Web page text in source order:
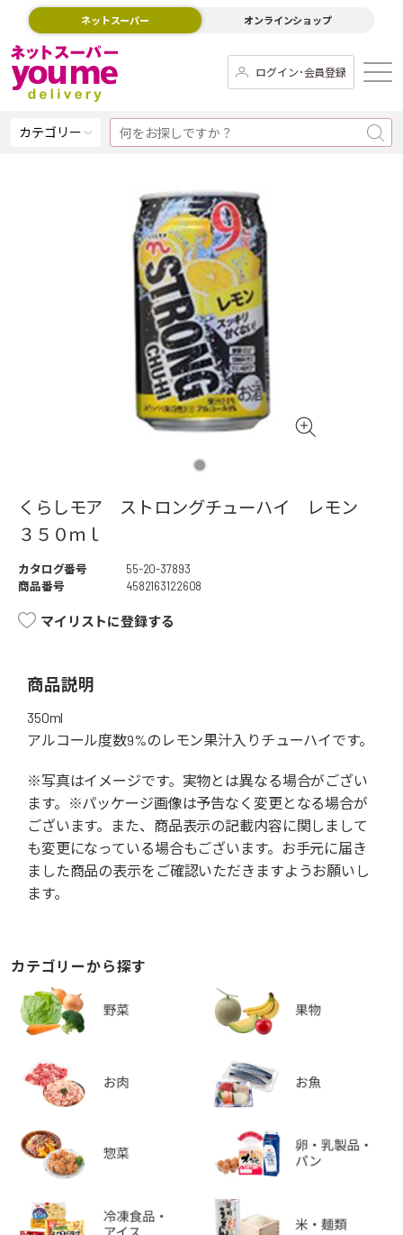
ネットスーパー オンラインショップ
ログイン･会員登録
カテゴリー
くらしモア ストロングチューハイ レモン
３５０ｍｌ
カタログ番号
55-20-37893
商品番号
4582163122608
マイリストに登録する
商品説明
350ml
アルコール度数9%のレモン果汁入りチューハイです。
※写真はイメージです。実物とは異なる場合がござい
ます。※パッケージ画像は予告なく変更となる場合が
ございます。また、商品表示の記載内容に関しまして
も変更になっている場合もございます。お手元に届き
ました商品の表示をご確認いただきますようお願いし
ます。
カテゴリーから探す